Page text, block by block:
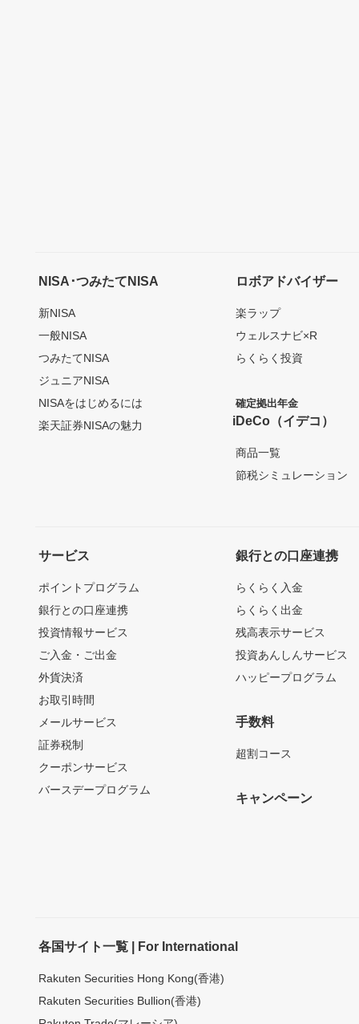
NISA･つみたてNISA
新NISA
一般NISA
つみたてNISA
ジュニアNISA
NISAをはじめるには
楽天証券NISAの魅力
ロボアドバイザー
楽ラップ
ウェルスナビ×R
らくらく投資
確定拠出年金
iDeCo（イデコ）
商品一覧
節税シミュレーション
サービス
ポイントプログラム
銀行との口座連携
投資情報サービス
ご入金・ご出金
外貨決済
お取引時間
メールサービス
証券税制
クーポンサービス
バースデープログラム
銀行との口座連携
らくらく入金
らくらく出金
残高表示サービス
投資あんしんサービス
ハッピープログラム
手数料
超割コース
キャンペーン
各国サイト一覧 | For International
Rakuten Securities Hong Kong(香港)
Rakuten Securities Bullion(香港)